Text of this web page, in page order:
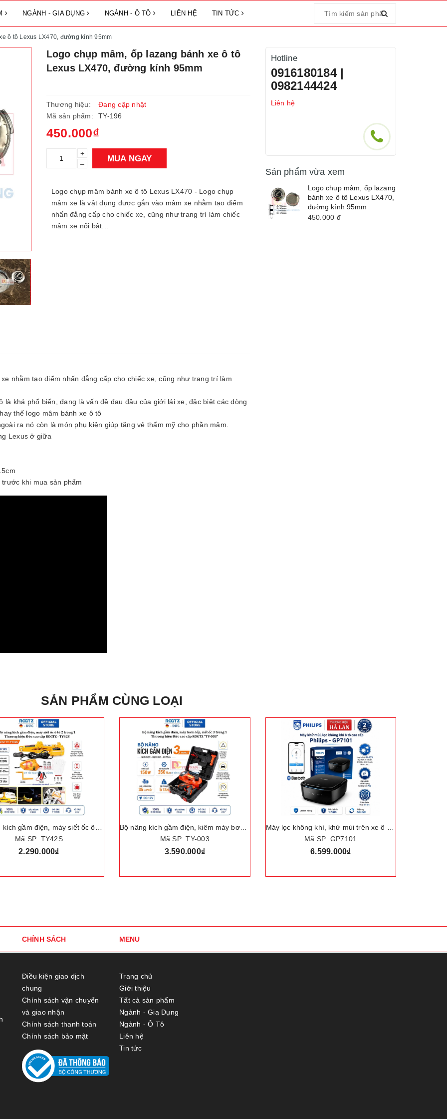
NGÀNH - GIA DỤNG NGÀNH - Ô TÔ LIÊN HỆ TIN TỨC
ô tô Lexus LX470, đường kính 95mm
Logo chụp mâm, ốp lazang bánh xe ô tô
Lexus LX470, đường kính 95mm
Thương hiệu:
Đang cập nhật
Mã sản phẩm:
TY-196
450.000₫
+
–
MUA NGAY
Logo chụp mâm bánh xe ô tô Lexus LX470 - Logo chụp
mâm xe là vật dụng được gắn vào mâm xe nhằm tạo điểm
nhấn đẳng cấp cho chiếc xe, cũng như trang trí làm chiếc
mâm xe nổi bật...
nhằm tạo điểm nhấn đẳng cấp cho chiếc xe, cũng như trang trí làm
khá phổ biến, đang là vấn đề đau đầu của giới lái xe, đặc biệt các dòng
thế logo mâm bánh xe ô tô
ra nó còn là món phụ kiện giúp tăng vẻ thẩm mỹ cho phần mâm.
Lexus ở giữa
khi mua sản phẩm
Hotline
0916180184 |
0982144424
Liên hệ
Sản phẩm vừa xem
Logo chụp mâm, ốp lazang
bánh xe ô tô Lexus LX470,
đường kính 95mm
450.000 đ
SẢN PHẨM CÙNG LOẠI
Mã SP: TY-003
3.590.000₫
Mã SP: GP7101
6.599.000₫
Mã SP: TY-001
2.530.000₫
CHÍNH SÁCH MENU
Điều kiện giao dịch
chung
Chính sách vận chuyển
và giao nhận
Chính sách thanh toán
Chính sách bảo mật
Trang chủ
Giới thiệu
Tất cả sản phẩm
Ngành - Gia Dụng
Ngành - Ô Tô
Liên hệ
Tin tức